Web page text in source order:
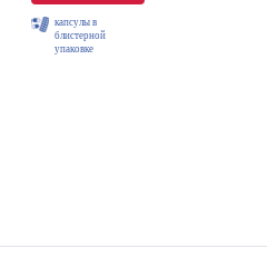
капсулы в
блистерной
упаковке